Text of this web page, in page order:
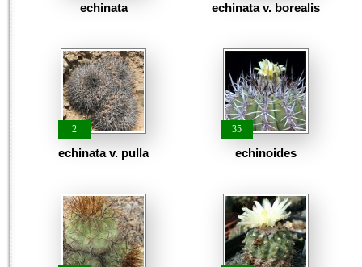
echinata echinata v. borealis
2
echinata v. pulla
35
echinoides